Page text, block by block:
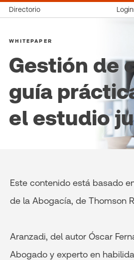
Directorio
WHITEPAPER
Gestión de
guía
el estudio
Este contenido está basado
de la Abogacía, de Thomson
Aranzadi, del autor Óscar
Abogado y experto en